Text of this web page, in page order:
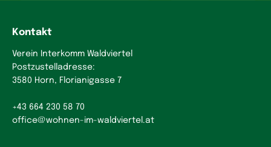
Kontakt
Verein Interkomm Waldviertel
Postzustelladresse:
3580 Horn, Florianigasse 7
+43 664 230 58 70
office@wohnen-im-waldviertel.at